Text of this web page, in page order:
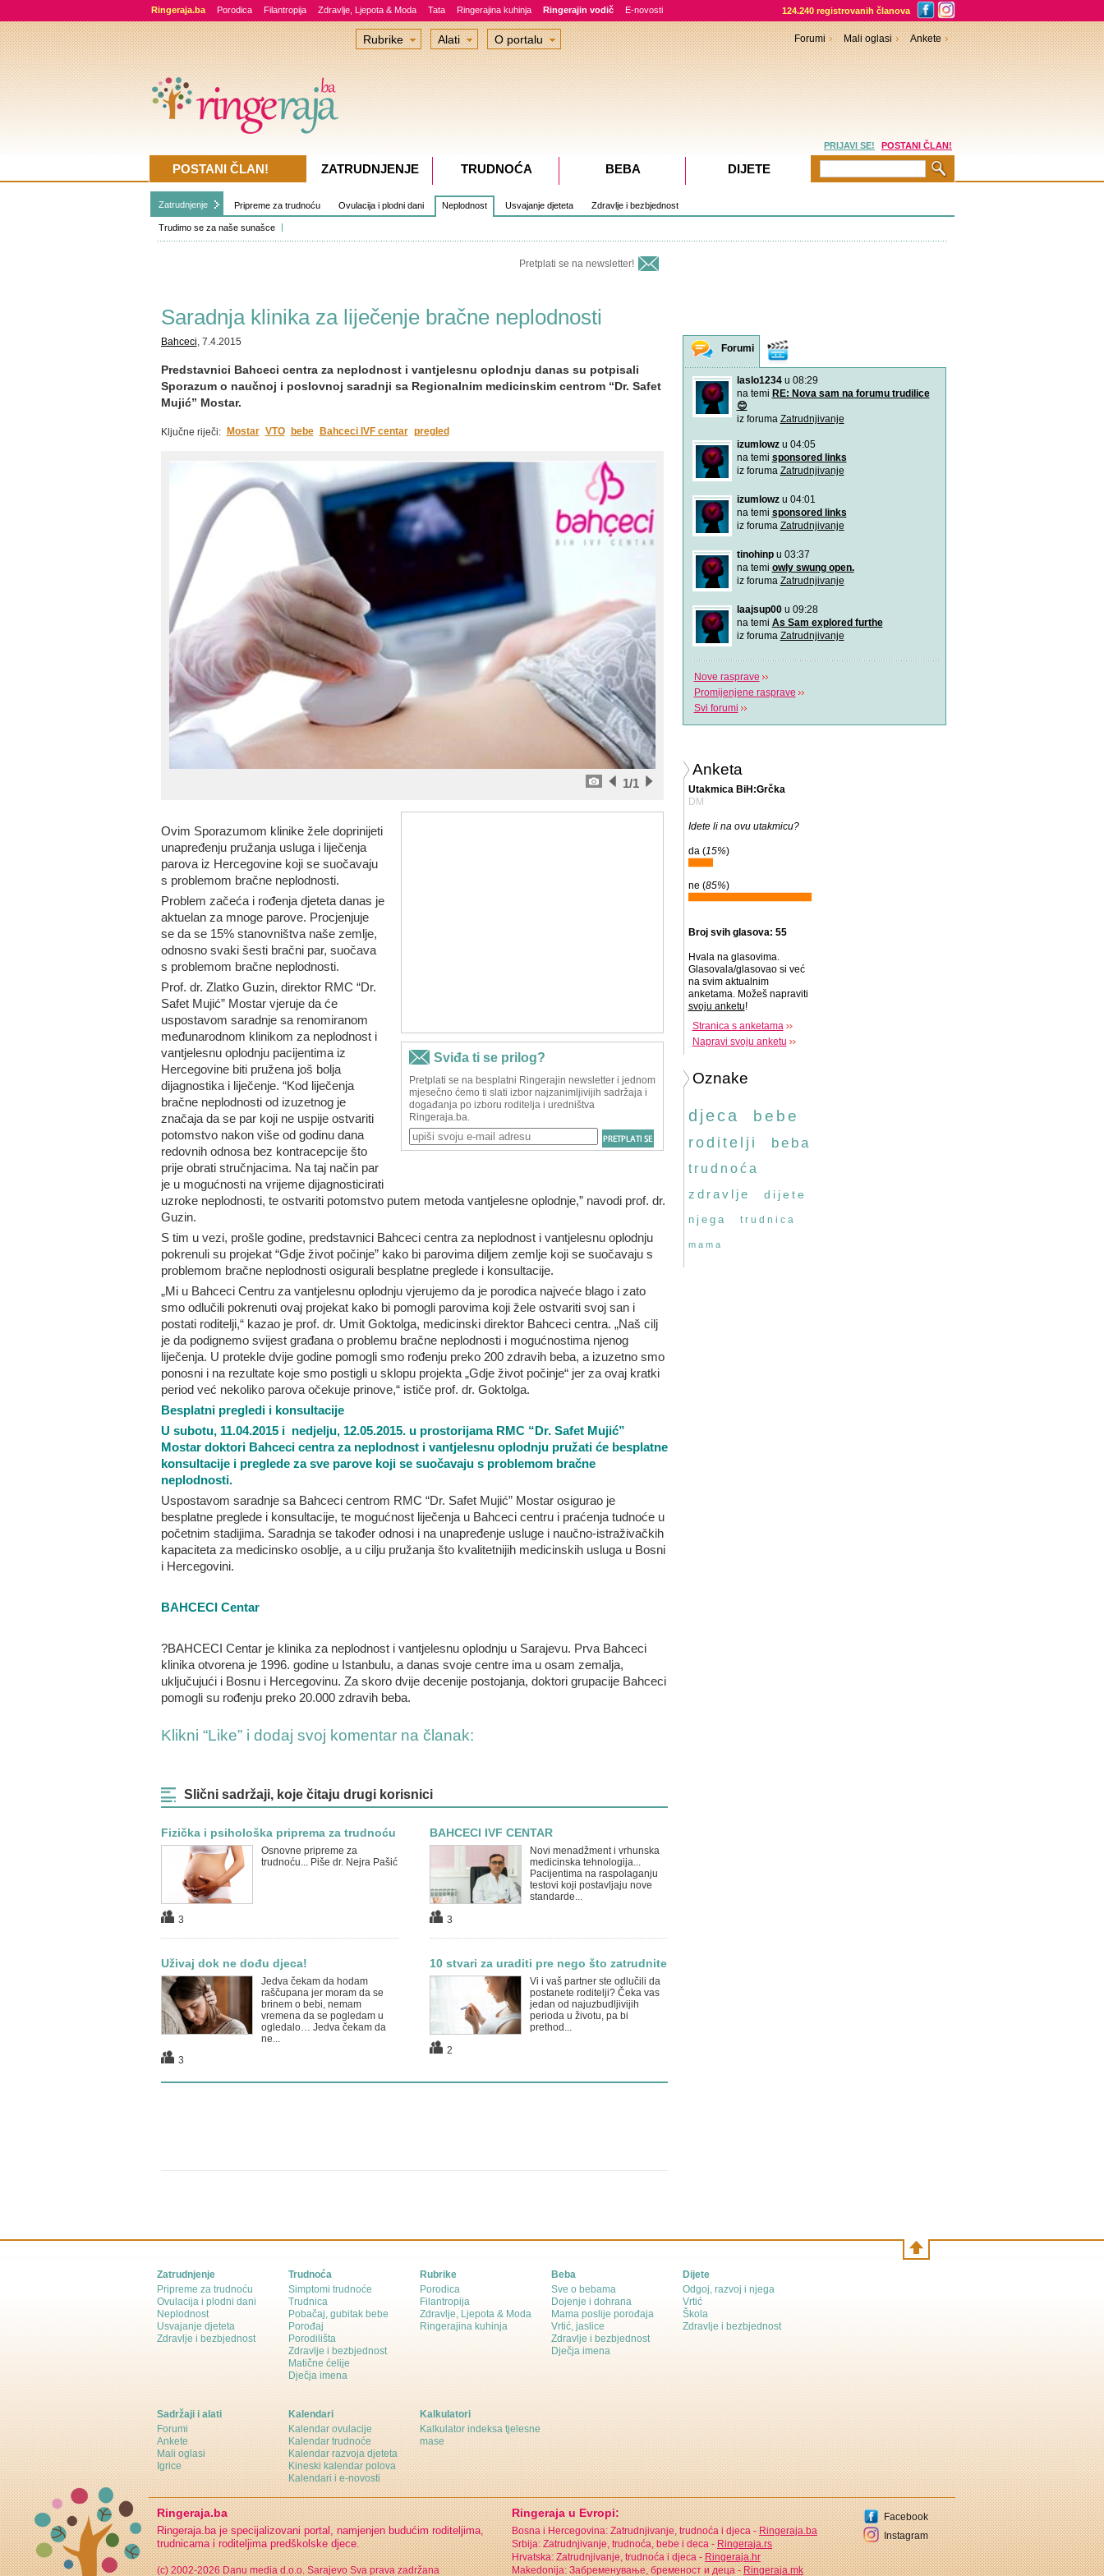
Ringeraja.ba Porodica Filantropija Zdravlje, Ljepota & Moda Tata Ringerajina kuhinja Ringerajin vodič E-novosti 124.240 registrovanih članova
Zatrudnjenje Pripreme za trudnoću Ovulacija i plodni dani Neplodnost
Trudimo se za naše sunašce
Usvajanje djeteta Zdravlje i bezbjednost
Pretplati se na newsletter!
Saradnja klinika za liječenje bračne neplodnosti
Bahceci, 7.4.2015
Predstavnici Bahceci centra za neplodnost i vantjelesnu oplodnju danas su potpisali
Sporazum o naučnoj i poslovnoj saradnji sa Regionalnim medicinskim centrom “Dr. Safet
Mujić” Mostar.
Ključne riječi: Mostar VTO bebe Bahceci IVF centar pregled
/1
1
Ovim Sporazumom klinike žele doprinijeti
unapređenju pružanja usluga i liječenja
parova iz Hercegovine koji se suočavaju
s problemom bračne neplodnosti.
Problem začeća i rođenja djeteta danas je
aktuelan za mnoge parove. Procjenjuje
se da se 15% stanovništva naše zemlje,
odnosno svaki šesti bračni par, suočava
s problemom bračne neplodnosti.
Prof. dr. Zlatko Guzin, direktor RMC “Dr.
Safet Mujić” Mostar vjeruje da će
uspostavom saradnje sa renomiranom
međunarodnom klinikom za neplodnost i
vantjelesnu oplodnju pacijentima iz
Hercegovine biti pružena još bolja
dijagnostika i liječenje. “Kod liječenja
bračne neplodnosti od izuzetnog je
značaja da se par koji ne uspije ostvariti
potomstvo nakon više od godinu dana
redovnih odnosa bez kontracepcije što
prije obrati stručnjacima. Na taj način par
je u mogućnosti na vrijeme dijagnosticirati
uzroke neplodnosti, te ostvariti potomstvo putem metoda vantjelesne oplodnje,” navodi prof. dr.
Guzin.
S tim u vezi, prošle godine, predstavnici Bahceci centra za neplodnost i vantjelesnu oplodnju
pokrenuli su projekat “Gdje život počinje” kako bi parovima diljem zemlje koji se suočavaju s
problemom bračne neplodnosti osigurali besplatne preglede i konsultacije.
„Mi u Bahceci Centru za vantjelesnu oplodnju vjerujemo da je porodica najveće blago i zato
smo odlučili pokrenuti ovaj projekat kako bi pomogli parovima koji žele ostvariti svoj san i
postati roditelji,“ kazao je prof. dr. Umit Goktolga, medicinski direktor Bahceci centra. „Naš cilj
je da podignemo svijest građana o problemu bračne neplodnosti i mogućnostima njenog
liječenja. U protekle dvije godine pomogli smo rođenju preko 200 zdravih beba, a izuzetno smo
ponosni i na rezultate koje smo postigli u sklopu projekta „Gdje život počinje“ jer za ovaj kratki
period već nekoliko parova očekuje prinove,“ ističe prof. dr. Goktolga.
Besplatni pregledi i konsultacije
U subotu, 11.04.2015 i nedjelju, 12.05.2015. u prostorijama RMC “Dr. Safet Mujić”
Mostar doktori Bahceci centra za neplodnost i vantjelesnu oplodnju pružati će besplatne
konsultacije i preglede za sve parove koji se suočavaju s problemom bračne
neplodnosti.
Uspostavom saradnje sa Bahceci centrom RMC “Dr. Safet Mujić” Mostar osigurao je
besplatne preglede i konsultacije, te mogućnost liječenja u Bahceci centru i praćenja tudnoće u
početnim stadijima. Saradnja se također odnosi i na unapređenje usluge i naučno-istraživačkih
kapaciteta za medicinsko osoblje, a u cilju pružanja što kvalitetnijih medicinskih usluga u Bosni
i Hercegovini.
BAHCECI Centar
?BAHCECI Centar je klinika za neplodnost i vantjelesnu oplodnju u Sarajevu. Prva Bahceci
klinika otvorena je 1996. godine u Istanbulu, a danas svoje centre ima u osam zemalja,
uključujući i Bosnu i Hercegovinu. Za skoro dvije decenije postojanja, doktori grupacije Bahceci
pomogli su rođenju preko 20.000 zdravih beba.
Klikni “Like” i dodaj svoj komentar na članak:
Slični sadržaji, koje čitaju drugi korisnici
Fizička i psihološka priprema za trudnoću
Osnovne pripreme za
trudnoću... Piše dr. Nejra Pašić
3
BAHCECI IVF CENTAR
Novi menadžment i vrhunska
medicinska tehnologija...
Pacijentima na raspolaganju
testovi koji postavljaju nove
standarde...
3
Uživaj dok ne dođu djeca!
Jedva čekam da hodam
raščupana jer moram da se
brinem o bebi, nemam
vremena da se pogledam u
ogledalo… Jedva čekam da
ne...
3
10 stvari za uraditi pre nego što zatrudnite
Vi i vaš partner ste odlučili da
postanete roditelji? Čeka vas
jedan od najuzbudljivijih
perioda u životu, pa bi
prethod...
2
Forumi
laslo1234u 08:29
na temi RE: Nova sam na forumu trudilice
😊
iz foruma Zatrudnjivanje
izumlowzu 04:05
na temi sponsored links
iz foruma Zatrudnjivanje
izumlowzu 04:01
na temi sponsored links
iz foruma Zatrudnjivanje
tinohinpu 03:37
na temi owly swung open.
iz foruma Zatrudnjivanje
laajsup00u 09:28
na temi As Sam explored furthe
iz foruma Zatrudnjivanje
Nove rasprave
Promijenjene rasprave
Svi forumi
Anketa
Utakmica BiH:Grčka
DM
Idete li na ovu utakmicu?
da (15%)
ne (85%)
Broj svih glasova: 55
Hvala na glasovima.
Glasovala/glasovao si već
na svim aktualnim
anketama. Možeš napraviti
svoju anketu!
Stranica s anketama
Napravi svoju anketu
Oznake
djeca bebe
roditelji beba
trudnoća
zdravlje
dijete
njega trudnica
mama
Rubrike Alati O portalu Forumi Mali oglasi Ankete
PRIJAVI SE! POSTANI ČLAN!
POSTANI ČLAN! ZATRUDNJENJE TRUDNOĆA BEBA DIJETE
Zatrudnjenje
Pripreme za trudnoću
Ovulacija i plodni dani
Neplodnost
Usvajanje djeteta
Zdravlje i bezbjednost
Trudnoća
Simptomi trudnoće
Trudnica
Pobačaj, gubitak bebe
Porođaj
Porodilišta
Zdravlje i bezbjednost
Matične ćelije
Dječja imena
Rubrike
Porodica
Filantropija
Zdravlje, Ljepota & Moda
Ringerajina kuhinja
Beba
Sve o bebama
Dojenje i dohrana
Mama poslije porođaja
Vrtić, jaslice
Zdravlje i bezbjednost
Dječja imena
Dijete
Odgoj, razvoj i njega
Vrtić
Škola
Zdravlje i bezbjednost
Sadržaji i alati
Forumi
Ankete
Mali oglasi
Igrice
Kalendari
Kalendar ovulacije
Kalendar trudnoće
Kalendar razvoja djeteta
Kineski kalendar polova
Kalendari i e-novosti
Kalkulatori
Kalkulator indeksa tjelesne
mase
Ringeraja.ba
Ringeraja.ba je specijalizovani portal, namjenjen budućim roditeljima,
trudnicama i roditeljima predškolske djece.
(c) 2002-2026 Danu media d.o.o. Sarajevo Sva prava zadržana
Ringeraja u Evropi:
Bosna i Hercegovina: Zatrudnjivanje, trudnoća i djeca -Ringeraja.ba
Srbija: Zatrudnjivanje, trudnoća, bebe i deca -Ringeraja.rs
Hrvatska: Zatrudnjivanje, trudnoća i djeca -Ringeraja.hr
Makedonija: Забременување, бременост и деца -Ringeraja.mk
Facebook
Instagram